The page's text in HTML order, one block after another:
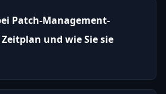
Patch-Management-
und wie Sie sie